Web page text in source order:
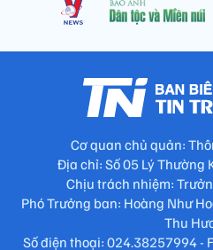
Cơ quan chủ quản:
Địa chỉ: Số 05 Lý Thường
Chịu trách nhiệm:
Phó Trưởng ban: Hoàng Như
Thu
Số điện thoại: 024.38257994 -